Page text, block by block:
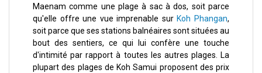
Maenam comme une plage à sac à dos, soit parce
qu'elle offre une vue imprenable sur Koh Phangan,
soit parce que ses stations balnéaires sont situées au
bout des sentiers, ce qui lui confère une touche
d'intimité par rapport à toutes les autres plages. La
plupart des plages de Koh Samui proposent des prix